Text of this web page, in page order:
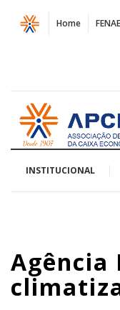
Página
Agência
Afonso
fecha
por
|
APCEF/SP
Home FENAE
Acessar
página
inicial
INSTITUCIONAL
Agência